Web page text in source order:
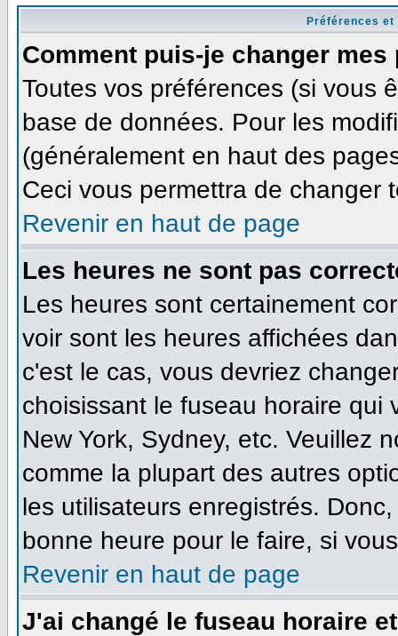
Préférences
Comment puis-je changer mes
Toutes vos préférences (si vous
base de données. Pour les
(généralement en haut des
Ceci vous permettra de changer
Revenir en haut de page
Les heures ne sont pas
Les heures sont certainement
voir sont les heures affichées
c'est le cas, vous devriez
choisissant le fuseau horaire qui
New York, Sydney, etc. Veuillez
comme la plupart des autres
les utilisateurs enregistrés.
bonne heure pour le faire, si
Revenir en haut de page
J'ai changé le fuseau horaire